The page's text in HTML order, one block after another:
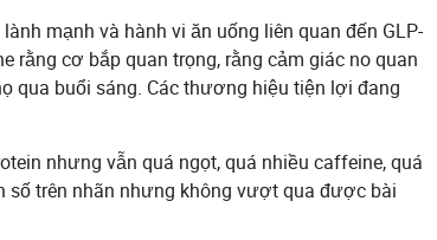
mạnh và hành vi ăn uống liên quan đến GLP-
rằng cơ bắp quan trọng, rằng cảm giác no quan
qua buổi sáng. Các thương hiệu tiện lợi đang
nhưng vẫn quá ngọt, quá nhiều caffeine, quá
số trên nhãn nhưng không vượt qua được bài